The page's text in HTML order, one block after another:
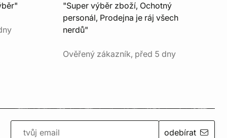
"Super výběr zboží, Ochotný
personál, Prodejna je ráj všech
nerdů"
Ověřený zákazník, před 5 dny
odebírat